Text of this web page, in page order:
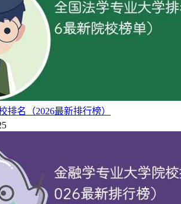
排名（2026最新排行榜）